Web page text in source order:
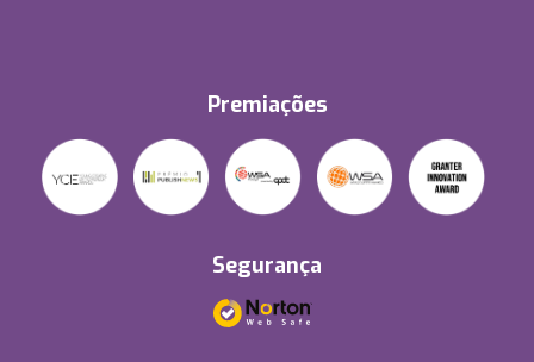
Premiações
Segurança